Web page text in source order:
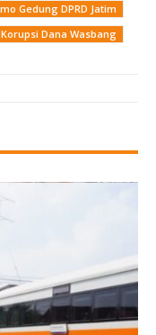
Gedung DPRD Jatim
Dana Wasbang